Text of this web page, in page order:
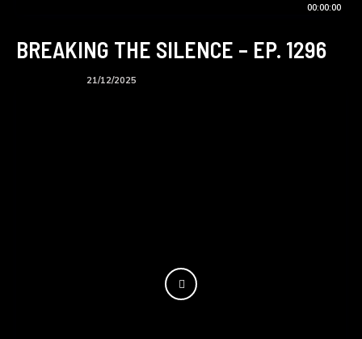
00:00:00
BREAKING THE SILENCE – EP. 1296
21/12/2025